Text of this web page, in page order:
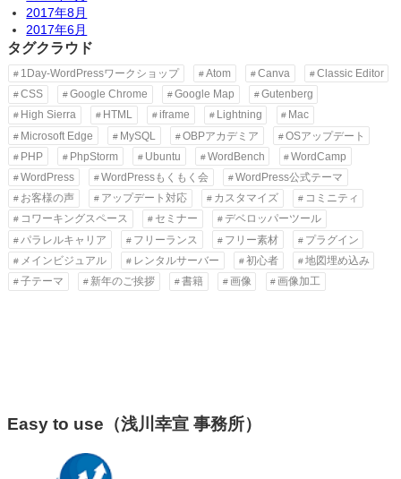
2017年8月
2017年6月
タグクラウド
1Day-WordPressワークショップ Atom Canva
Classic Editor
CSS
Google Chrome Google Map
Gutenberg
High Sierra
HTML iframe Lightning
Mac
Microsoft Edge
MySQL OBPアカデミア
OSアップデート
PHP
PhpStorm Ubuntu WordBench
WordCamp
WordPress
WordPressもくもく会
WordPress公式テーマ
お客様の声
アップデート対応 カスタマイズ
コミニティ
コワーキングスペース
セミナー
デベロッパーツール
パラレルキャリア
フリーランス フリー素材
プラグイン
メインビジュアル
レンタルサーバー 初心者
地図埋め込み
子テーマ
新年のご挨拶 書籍 画像 画像加工
Easy to use（浅川幸宣 事務所）